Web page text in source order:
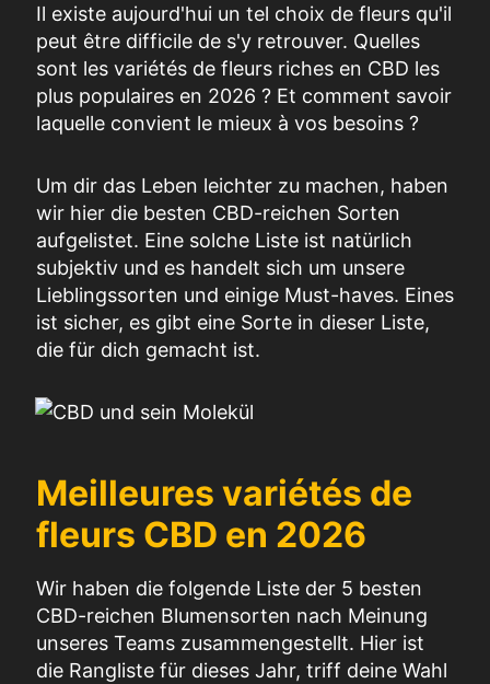
Il existe aujourd'hui un tel choix de fleurs qu'il
peut être difficile de s'y retrouver. Quelles
sont les variétés de fleurs riches en CBD les
plus populaires en 2026 ? Et comment savoir
laquelle convient le mieux à vos besoins ?
Um dir das Leben leichter zu machen, haben
wir hier die besten CBD-reichen Sorten
aufgelistet. Eine solche Liste ist natürlich
subjektiv und es handelt sich um unsere
Lieblingssorten und einige Must-haves. Eines
ist sicher, es gibt eine Sorte in dieser Liste,
die für dich gemacht ist.
Meilleures variétés de
fleurs CBD en 2026
Wir haben die folgende Liste der 5 besten
CBD-reichen Blumensorten nach Meinung
unseres Teams zusammengestellt. Hier ist
die Rangliste für dieses Jahr, triff deine Wahl